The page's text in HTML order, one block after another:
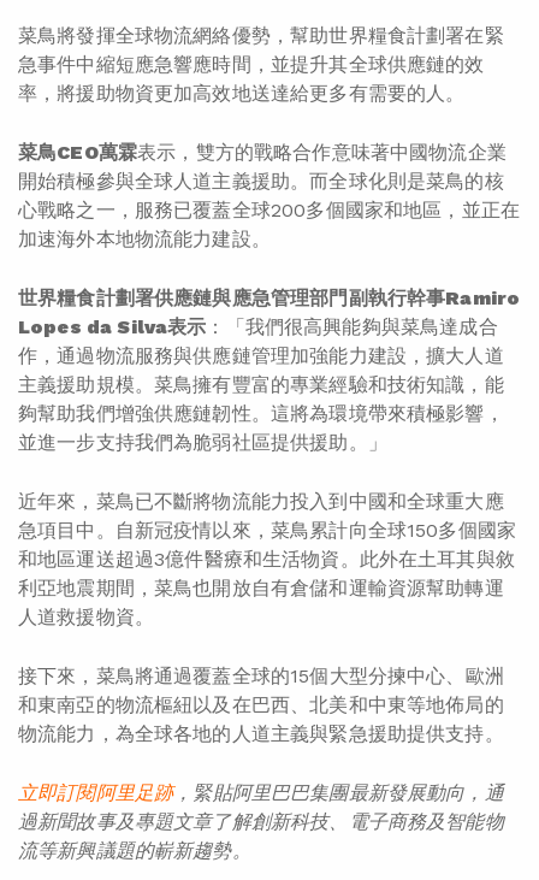
菜鳥將發揮全球物流網絡優勢，幫助世界糧食計劃署在緊
急事件中縮短應急響應時間，並提升其全球供應鏈的效
率，將援助物資更加高效地送達給更多有需要的人。
菜鳥CEO萬霖表示，雙方的戰略合作意味著中國物流企業
開始積極參與全球人道主義援助。而全球化則是菜鳥的核
心戰略之一，服務已覆蓋全球200多個國家和地區，並正在
加速海外本地物流能力建設。
世界糧食計劃署供應鏈與應急管理部門副執行幹事Ramiro
Lopes da Silva表示 ：「我們很高興能夠與菜鳥達成合
作，通過物流服務與供應鏈管理加強能力建設，擴大人道
主義援助規模。菜鳥擁有豐富的專業經驗和技術知識，能
夠幫助我們增強供應鏈韌性。這將為環境帶來積極影響，
並進一步支持我們為脆弱社區提供援助。」
近年來，菜鳥已不斷將物流能力投入到中國和全球重大應
急項目中。自新冠疫情以來，菜鳥累計向全球150多個國家
和地區運送超過3億件醫療和生活物資。此外在土耳其與敘
利亞地震期間，菜鳥也開放自有倉儲和運輸資源幫助轉運
人道救援物資。
接下來，菜鳥將通過覆蓋全球的15個大型分揀中心、歐洲
和東南亞的物流樞紐以及在巴西、北美和中東等地佈局的
物流能力，為全球各地的人道主義與緊急援助提供支持。
立即訂閱阿里足跡，緊貼阿里巴巴集團最新發展動向，通
過新聞故事及專題文章了解創新科技、電子商務及智能物
流等新興議題的嶄新趨勢。